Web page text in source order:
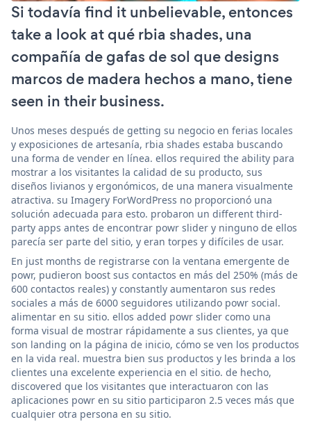
Si todavía find it unbelievable, entonces
take a look at qué rbia shades, una
compañía de gafas de sol que designs
marcos de madera hechos a mano, tiene
seen in their business.
Unos meses después de getting su negocio en ferias locales
y exposiciones de artesanía, rbia shades estaba buscando
una forma de vender en línea. ellos required the ability para
mostrar a los visitantes la calidad de su producto, sus
diseños livianos y ergonómicos, de una manera visualmente
atractiva. su Imagery ForWordPress no proporcionó una
solución adecuada para esto. probaron un different third-
party apps antes de encontrar powr slider y ninguno de ellos
parecía ser parte del sitio, y eran torpes y difíciles de usar.
En just months de registrarse con la ventana emergente de
powr, pudieron boost sus contactos en más del 250% (más de
600 contactos reales) y constantly aumentaron sus redes
sociales a más de 6000 seguidores utilizando powr social.
alimentar en su sitio. ellos added powr slider como una
forma visual de mostrar rápidamente a sus clientes, ya que
son landing on la página de inicio, cómo se ven los productos
en la vida real. muestra bien sus productos y les brinda a los
clientes una excelente experiencia en el sitio. de hecho,
discovered que los visitantes que interactuaron con las
aplicaciones powr en su sitio participaron 2.5 veces más que
cualquier otra persona en su sitio.